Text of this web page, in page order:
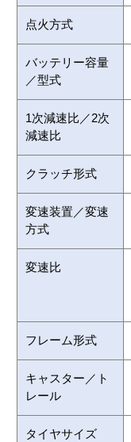
点火方式
バッテリー容量
／型式
1次減速比／2次
減速比
クラッチ形式
変速装置／変速
方式
変速比
フレーム形式
キャスター／ト
レール
タイヤサイズ